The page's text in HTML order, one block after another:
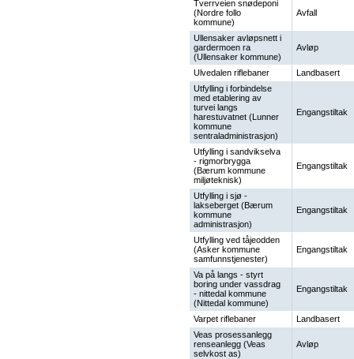
Tverrveien snødeponi
(Nordre follo
kommune)
Avfall
Ullensaker avløpsnett i
gardermoen ra
(Ullensaker kommune)
Avløp
Ulvedalen riflebaner
Landbasert
Utfylling i forbindelse
med etablering av
turvei langs
harestuvatnet (Lunner
kommune
sentraladministrasjon)
Engangstiltak
Utfylling i sandvikselva
- rigmorbrygga
(Bærum kommune
miljøteknisk)
Engangstiltak
Utfylling i sjø -
lakseberget (Bærum
kommune
administrasjon)
Engangstiltak
Utfylling ved tåjeodden
(Asker kommune
samfunnstjenester)
Engangstiltak
Va på langs - styrt
boring under vassdrag
- nittedal kommune
(Nittedal kommune)
Engangstiltak
Varpet riflebaner
Landbasert
Veas prosessanlegg
renseanlegg (Veas
selvkost as)
Avløp